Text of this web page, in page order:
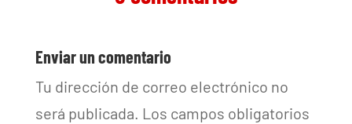
Enviar un comentario
Tu dirección de correo electrónico no
será publicada. Los campos obligatorios